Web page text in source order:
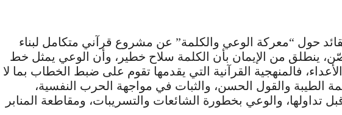
حول “معركة الوعي والكلمة” عن مشروع قرآني متكامل لبناء
ينطلق من الإيمان بأن الكلمة سلاح خطير، وأن الوعي يمثل خط
فالمنهجية القرآنية التي يقدمها تقوم على ضبط الخطاب بما لا
الطيبة والقول الحسن، والثبات في مواجهة الحرب النفسية،
تداولها، والوعي بخطورة الشائعات والتسريبات، ومقاطعة المنابر